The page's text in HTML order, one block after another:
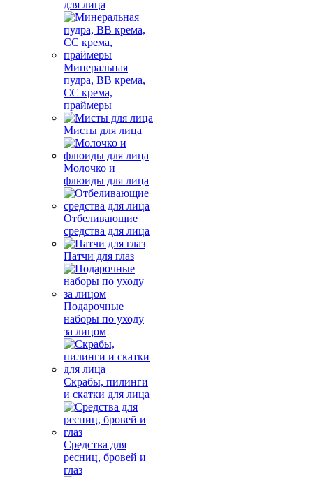
для лица
Минеральная
пудра, BB крема,
СС крема,
праймеры
Мисты для лица
Молочко и
флюиды для лица
Отбеливающие
средства для лица
Патчи для глаз
Подарочные
наборы по уходу
за лицом
Скрабы, пилинги
и скатки для лица
Средства для
ресниц, бровей и
глаз